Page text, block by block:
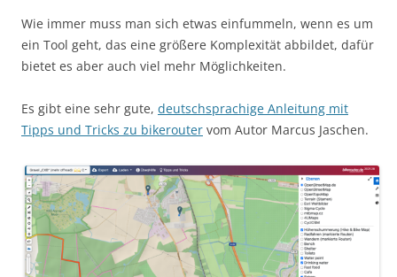
Wie immer muss man sich etwas einfummeln, wenn es um
ein Tool geht, das eine größere Komplexität abbildet, dafür
bietet es aber auch viel mehr Möglichkeiten.
Es gibt eine sehr gute, deutschsprachige Anleitung mit
Tipps und Tricks zu bikerouter vom Autor Marcus Jaschen.